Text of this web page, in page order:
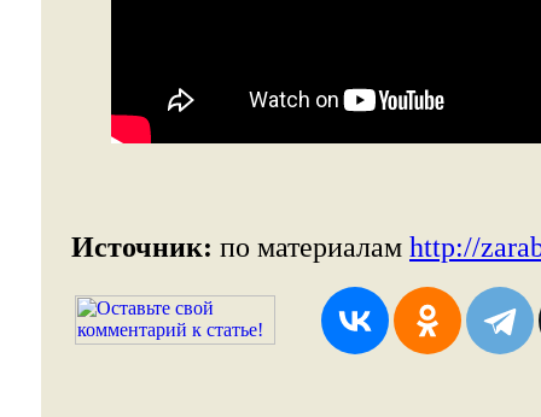
Источник: по материалам http://